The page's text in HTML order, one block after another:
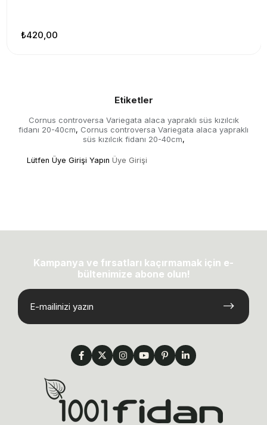
₺420,00
Etiketler
Cornus controversa Variegata alaca yapraklı süs kızılcık
fidanı 20-40cm, Cornus controversa Variegata alaca yapraklı
süs kızılcık fidanı 20-40cm,
Lütfen Üye Girişi Yapın Üye Girişi
Kampanya ve fırsatları kaçırmamak için e-
bültenimize abone olun!